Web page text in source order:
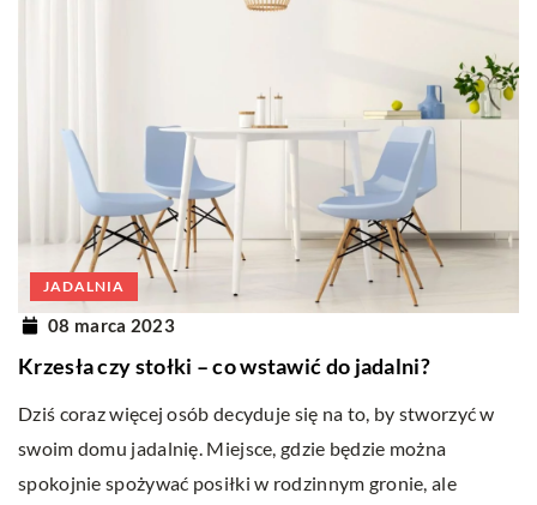
JADALNIA
08 marca 2023
Krzesła czy stołki – co wstawić do jadalni?
Dziś coraz więcej osób decyduje się na to, by stworzyć w
swoim domu jadalnię. Miejsce, gdzie będzie można
spokojnie spożywać posiłki w rodzinnym gronie, ale